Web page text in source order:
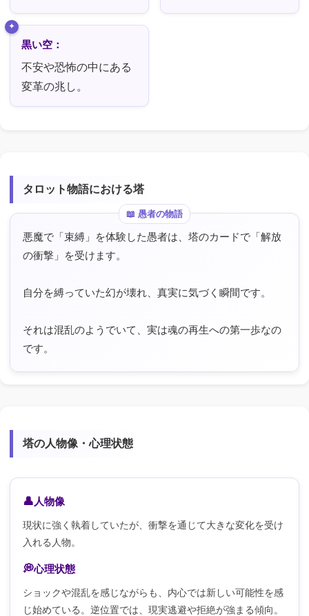
黒い空：
不安や恐怖の中にある
変革の兆し。
タロット物語における塔
悪魔で「束縛」を体験した愚者は、塔のカードで「解放
の衝撃」を受けます。
自分を縛っていた幻が壊れ、真実に気づく瞬間です。
それは混乱のようでいて、実は魂の再生への第一歩なの
です。
塔の人物像・心理状態
人物像
現状に強く執着していたが、衝撃を通じて大きな変化を受け
入れる人物。
心理状態
ショックや混乱を感じながらも、内心では新しい可能性を感
じ始めている。逆位置では、現実逃避や拒絶が強まる傾向。